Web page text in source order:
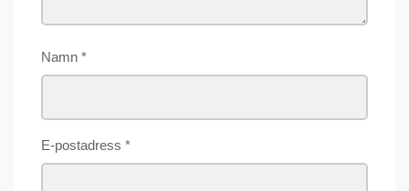
Namn *
E-postadress *